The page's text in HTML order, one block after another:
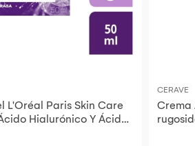
L'Oréal Paris Skin Care
Hialurónico Y Ácido
CERAVE
Crema